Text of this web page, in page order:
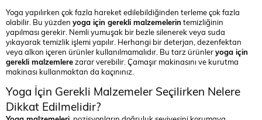
Yoga yapılırken çok fazla hareket edilebildiğinden terleme çok fazla
olabilir. Bu yüzden yoga için gerekli malzemelerin temizliğinin
yapılması gerekir. Nemli yumuşak bir bezle silenerek veya suda
yıkayarak temizlik işlemi yapılır. Herhangi bir deterjan, dezenfektan
veya alkon içeren ürünler kullanılmamalıdır. Bu tarz ürünleryoga için
gerekli malzemlerezarar verebilir. Çamaşır makinasını ve kurutma
makinası kullanmaktan da kaçınınız.
Yoga İçin Gerekli Malzemeler Seçilirken Nelere
Dikkat Edilmelidir?